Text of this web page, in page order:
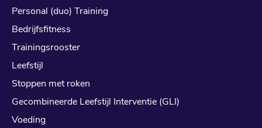
Personal (duo) Training
Bedrijfsfitness
Trainingsrooster
Leefstijl
Stoppen met roken
Gecombineerde Leefstijl Interventie (GLI)
Voeding